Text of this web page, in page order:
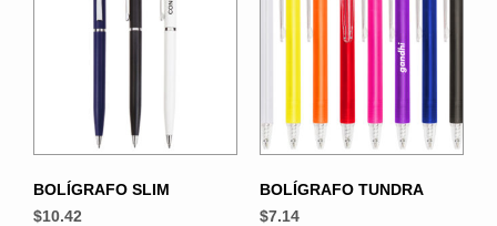
BOLÍGRAFO SLIM
$10.42
BOLÍGRAFO TUNDRA
$7.14